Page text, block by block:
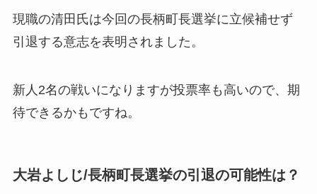
現職の清田氏は今回の長柄町長選挙に立候補せず
引退する意志を表明されました。
新人2名の戦いになりますが投票率も高いので、期
待できるかもですね。
大岩よしじ/長柄町長選挙の引退の可能性は？